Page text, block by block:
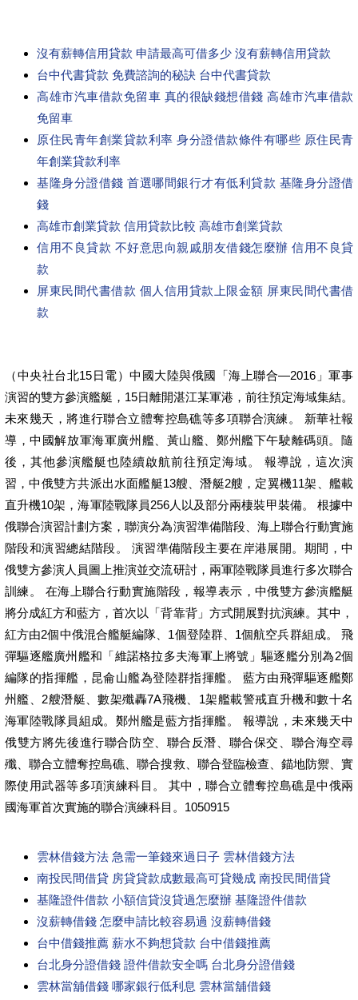
沒有薪轉信用貸款 申請最高可借多少 沒有薪轉信用貸款
台中代書貸款 免費諮詢的秘訣 台中代書貸款
高雄市汽車借款免留車 真的很缺錢想借錢 高雄市汽車借款
免留車
原住民青年創業貸款利率 身分證借款條件有哪些 原住民青
年創業貸款利率
基隆身分證借錢 首選哪間銀行才有低利貸款 基隆身分證借
錢
高雄市創業貸款 信用貸款比較 高雄市創業貸款
信用不良貸款 不好意思向親戚朋友借錢怎麼辦 信用不良貸
款
屏東民間代書借款 個人信用貸款上限金額 屏東民間代書借
款
（中央社台北15日電）中國大陸與俄國「海上聯合—2016」軍事
演習的雙方參演艦艇，15日離開湛江某軍港，前往預定海域集結。
未來幾天，將進行聯合立體奪控島礁等多項聯合演練。 新華社報
導，中國解放軍海軍廣州艦、黃山艦、鄭州艦下午駛離碼頭。隨
後，其他參演艦艇也陸續啟航前往預定海域。 報導說，這次演
習，中俄雙方共派出水面艦艇13艘、潛艇2艘，定翼機11架、艦載
直升機10架，海軍陸戰隊員256人以及部分兩棲裝甲裝備。 根據中
俄聯合演習計劃方案，聯演分為演習準備階段、海上聯合行動實施
階段和演習總結階段。 演習準備階段主要在岸港展開。期間，中
俄雙方參演人員圖上推演並交流研討，兩軍陸戰隊員進行多次聯合
訓練。 在海上聯合行動實施階段，報導表示，中俄雙方參演艦艇
將分成紅方和藍方，首次以「背靠背」方式開展對抗演練。其中，
紅方由2個中俄混合艦艇編隊、1個登陸群、1個航空兵群組成。 飛
彈驅逐艦廣州艦和「維諾格拉多夫海軍上將號」驅逐艦分別為2個
編隊的指揮艦，昆侖山艦為登陸群指揮艦。 藍方由飛彈驅逐艦鄭
州艦、2艘潛艇、數架殲轟7A飛機、1架艦載警戒直升機和數十名
海軍陸戰隊員組成。鄭州艦是藍方指揮艦。 報導說，未來幾天中
俄雙方將先後進行聯合防空、聯合反潛、聯合保交、聯合海空尋
殲、聯合立體奪控島礁、聯合搜救、聯合登臨檢查、錨地防禦、實
際使用武器等多項演練科目。 其中，聯合立體奪控島礁是中俄兩
國海軍首次實施的聯合演練科目。1050915
雲林借錢方法 急需一筆錢來過日子 雲林借錢方法
南投民間借貸 房貸貸款成數最高可貸幾成 南投民間借貸
基隆證件借款 小額信貸沒貸過怎麼辦 基隆證件借款
沒薪轉借錢 怎麼申請比較容易過 沒薪轉借錢
台中借錢推薦 薪水不夠想貸款 台中借錢推薦
台北身分證借錢 證件借款安全嗎 台北身分證借錢
雲林當舖借錢 哪家銀行低利息 雲林當舖借錢